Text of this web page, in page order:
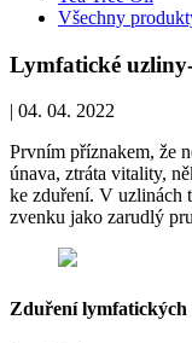
Všechny
Lymfatické
| 04. 04. 2022
Prvním příznakem, že
únava, ztráta vitality,
ke zduření. V uzlinách
zvenku jako zarudlý
Zduření lymfatických